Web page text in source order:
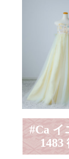
#Ca イ
1483